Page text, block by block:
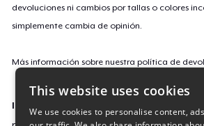
devoluciones ni cambios por tallas o colores
simplemente cambia de opinión.
Más información sobre nuestra política de
ID de campaña
This website uses cookies
We use cookies to personalise content,